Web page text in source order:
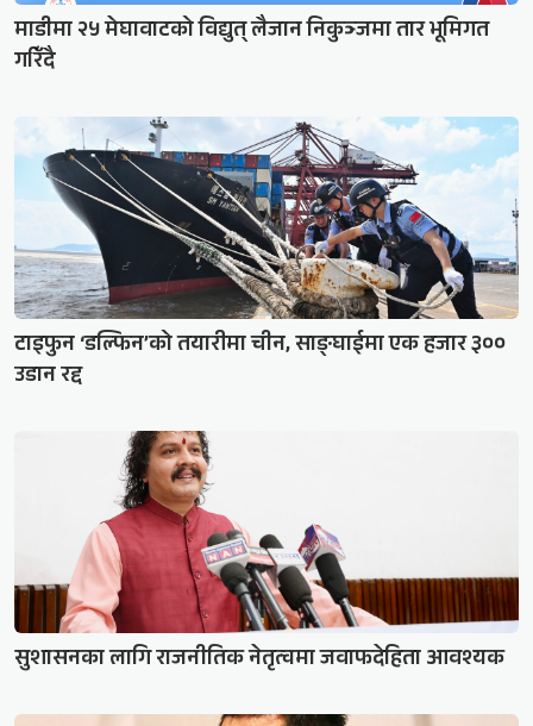
माडीमा २५ मेघावाटको विद्युत् लैजान निकुञ्जमा तार भूमिगत
गरिँदै
टाइफुन ‘डल्फिन’को तयारीमा चीन, साङ्घाईमा एक हजार ३००
उडान रद्द
सुशासनका लागि राजनीतिक नेतृत्वमा जवाफदेहिता आवश्यक